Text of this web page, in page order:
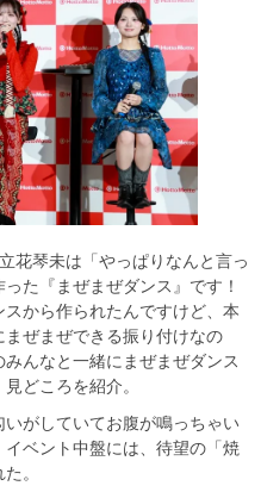
花琴未は「やっぱりなんと言っ
た『まぜまぜダンス』です！
から作られたんですけど、本
ぜまぜできる振り付けなの
んなと一緒にまぜまぜダンス
どころを紹介。
いがしていてお腹が鳴っちゃい
ベント中盤には、待望の「焼
。